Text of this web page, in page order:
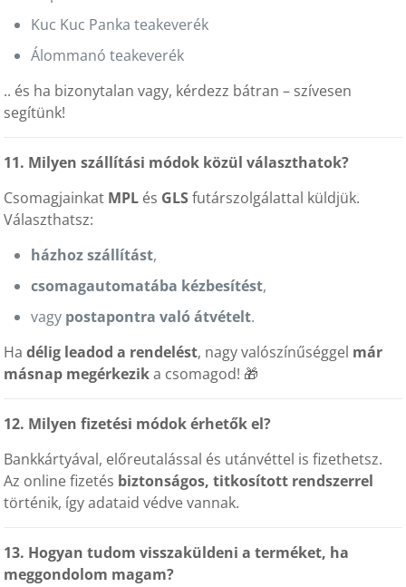
Kuc Kuc Panka teakeverék
Álommanó teakeverék
.. és ha bizonytalan vagy, kérdezz bátran – szívesen
segítünk!
11. Milyen szállítási módok közül választhatok?
Csomagjainkat MPL és GLSfutárszolgálattal küldjük.
Választhatsz:
házhoz szállítást,
csomagautomatába kézbesítést,
vagy postapontra való átvételt.
Hadélig leadod a rendelést, nagy valószínűséggel már
másnap megérkezika csomagod! 🎁
12. Milyen fizetési módok érhetők el?
Bankkártyával, előreutalással és utánvéttel is fizethetsz.
Az online fizetés biztonságos, titkosított rendszerrel
történik, így adataid védve vannak.
13. Hogyan tudom visszaküldeni a terméket, ha
meggondolom magam?